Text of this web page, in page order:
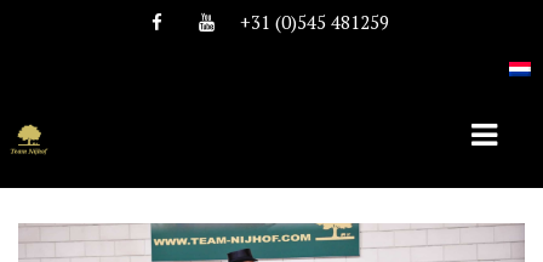
+31 (0)545 481259
HOME